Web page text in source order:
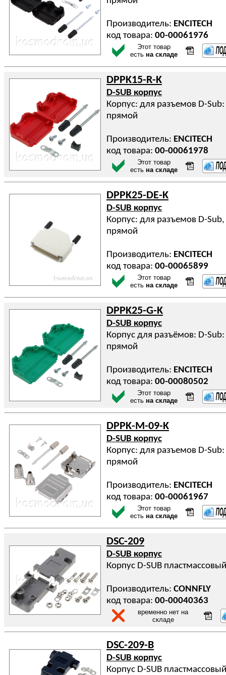
Производитель: ENCITECH
код товара: 00-00061976
Этот товар
есть на складе
DPPK15-R-K
D-SUB корпус
Корпус: для разъемов D-
прямой
Производитель: ENCITECH
код товара: 00-00061978
Этот товар
есть на складе
DPPK25-DE-K
D-SUB корпус
Корпус: для разъемов D-
прямой
Производитель: ENCITECH
код товара: 00-00065899
Этот товар
есть на складе
DPPK25-G-K
D-SUB корпус
Корпус для разъёмов: D-
прямой
Производитель: ENCITECH
код товара: 00-00080502
Этот товар
есть на складе
DPPK-M-09-K
D-SUB корпус
Корпус: для разъемов D-
прямой
Производитель: ENCITECH
код товара: 00-00061967
Этот товар
есть на складе
DSC-209
D-SUB корпус
Корпус D-SUB
Производитель: CONNFLY
код товара: 00-00040363
временно нет на
складе
DSC-209-B
D-SUB корпус
Корпус D-SUB